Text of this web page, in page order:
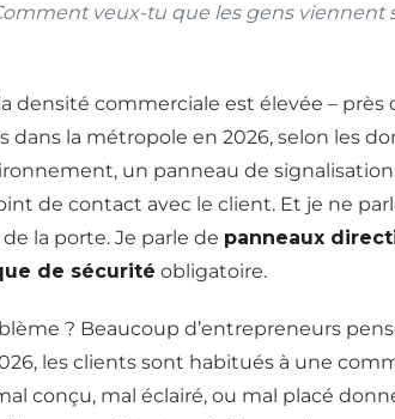
veux-tu que les gens viennent
densité commerciale est élevée – près
dans la métropole en 2026, selon les
un panneau de signalisation
de contact avec le client. Et je ne
la porte. Je parle de panneaux
de sécurité obligatoire.
? Beaucoup d’entrepreneurs
les clients sont habitués à une
conçu, mal éclairé, ou mal placé